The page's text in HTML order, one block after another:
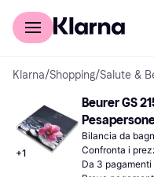
Per il tuo shopping
Klarna/Shopping/Salute &
+1
Beurer GS
kg Nero
Bilancia da
Confronta i
Da 3 pagamenti